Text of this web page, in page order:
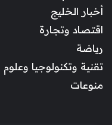
أخبار الخليج
اقتصاد وتجارة
رياضة
تقنية وتكنولوجيا وعلوم
منوعات